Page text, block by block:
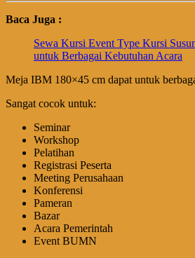
Baca Juga :
Sewa Kursi Event Type Kursi
untuk Berbagai Kebutuhan Acara
Meja IBM 180×45 cm dapat untuk
Sangat cocok untuk:
Seminar
Workshop
Pelatihan
Registrasi Peserta
Meeting Perusahaan
Konferensi
Pameran
Bazar
Acara Pemerintah
Event BUMN